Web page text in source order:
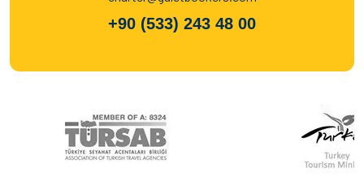
+90 (533) 243 48 00